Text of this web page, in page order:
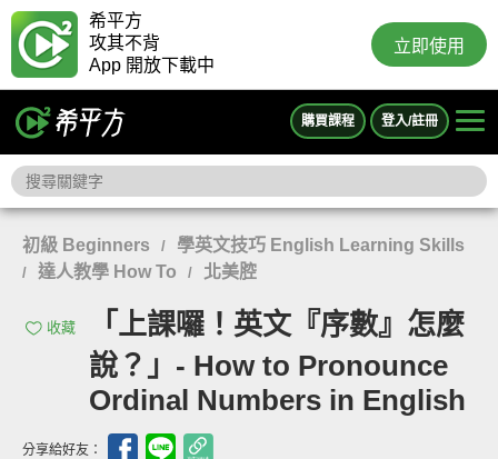
希平方
攻其不背
App 開放下載中
立即使用
購買課程 登入/註冊
初級 Beginners / 學英文技巧 English Learning Skills
/ 達人教學 How To / 北美腔
收藏
「上課囉！英文『序數』怎麼
說？」- How to Pronounce
Ordinal Numbers in English
分享給好友：